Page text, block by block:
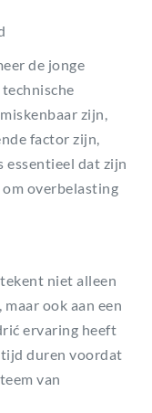
de jonge
zijn,
factor zijn,
essentieel dat zijn
overbelasting
niet alleen
ook aan een
ervaring heeft
duren voordat
van